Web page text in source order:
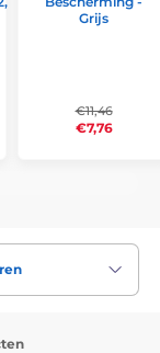
Grijs
€11,46
€7,76